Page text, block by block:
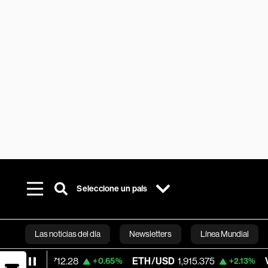
Seleccione un país
Las noticias del día Newsletters Línea Mundial
Bloomberg
+0.65% ETH/USD 1,915.375 +2.13% Visa 368.89